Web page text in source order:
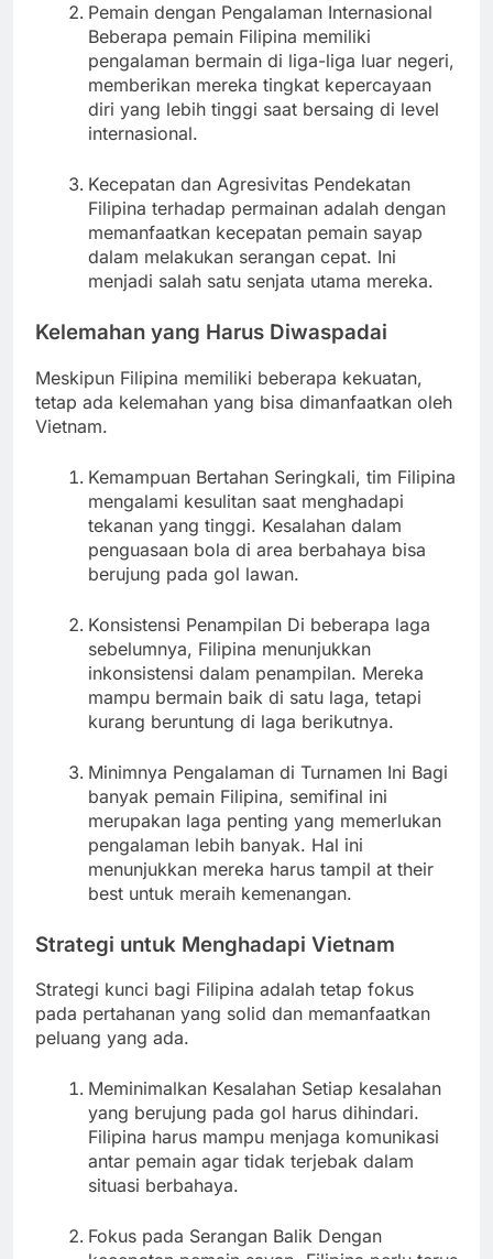
Pemain dengan Pengalaman Internasional
Beberapa pemain Filipina memiliki
pengalaman bermain di liga-liga luar negeri,
memberikan mereka tingkat kepercayaan
diri yang lebih tinggi saat bersaing di level
internasional.
Kecepatan dan Agresivitas Pendekatan
Filipina terhadap permainan adalah dengan
memanfaatkan kecepatan pemain sayap
dalam melakukan serangan cepat. Ini
menjadi salah satu senjata utama mereka.
Kelemahan yang Harus Diwaspadai
Meskipun Filipina memiliki beberapa kekuatan,
tetap ada kelemahan yang bisa dimanfaatkan oleh
Vietnam.
Kemampuan Bertahan Seringkali, tim Filipina
mengalami kesulitan saat menghadapi
tekanan yang tinggi. Kesalahan dalam
penguasaan bola di area berbahaya bisa
berujung pada gol lawan.
Konsistensi Penampilan Di beberapa laga
sebelumnya, Filipina menunjukkan
inkonsistensi dalam penampilan. Mereka
mampu bermain baik di satu laga, tetapi
kurang beruntung di laga berikutnya.
Minimnya Pengalaman di Turnamen Ini Bagi
banyak pemain Filipina, semifinal ini
merupakan laga penting yang memerlukan
pengalaman lebih banyak. Hal ini
menunjukkan mereka harus tampil at their
best untuk meraih kemenangan.
Strategi untuk Menghadapi Vietnam
Strategi kunci bagi Filipina adalah tetap fokus
pada pertahanan yang solid dan memanfaatkan
peluang yang ada.
Meminimalkan Kesalahan Setiap kesalahan
yang berujung pada gol harus dihindari.
Filipina harus mampu menjaga komunikasi
antar pemain agar tidak terjebak dalam
situasi berbahaya.
Fokus pada Serangan Balik Dengan